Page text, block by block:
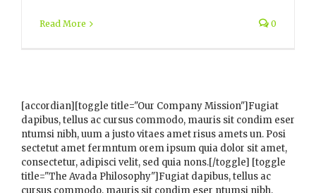
Read More 0
[accordian][toggle title="Our Company Mission"]Fugiat
dapibus, tellus ac cursus commodo, mauris sit condim eser
ntumsi nibh, uum a justo vitaes amet risus amets un. Posi
sectetut amet fermntum orem ipsum quia dolor sit amet,
consectetur, adipisci velit, sed quia nons.[/toggle] [toggle
title="The Avada Philosophy"]Fugiat dapibus, tellus ac